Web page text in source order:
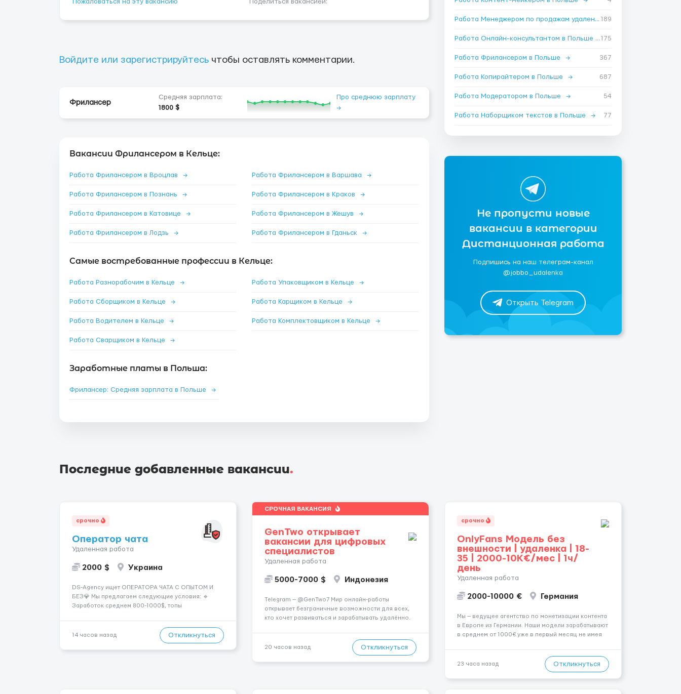
Пожаловаться на эту вакансию Поделиться вакансией:
Войдите или зарегистрируйтесь чтобы оставлять комментарии.
Фрилансер
Средняя зарплата:
1800 $
Про среднюю зарплату
→
Вакансии Фрилансером в Кельце:
Работа Фрилансером в Вроцлав → Работа Фрилансером в Варшава →
Работа Фрилансером в Познань → Работа Фрилансером в Краков →
Работа Фрилансером в Катовице → Работа Фрилансером в Жешув →
Работа Фрилансером в Лодзь → Работа Фрилансером в Гданьск →
Самые востребованные профессии в Кельце:
Работа Разнорабочим в Кельце → Работа Упаковщиком в Кельце →
Работа Сборщиком в Кельце → Работа Карщиком в Кельце →
Работа Водителем в Кельце → Работа Комплектовщиком в Кельце →
Работа Сварщиком в Кельце →
Заработные платы в Польша:
Фрилансер: Средняя зарплата в Польше →
Работа Менеджером по продажам удаленно в Польше 189
Работа Онлайн-консультантом в Польше→175
Работа Фрилансером в Польше → 367
Работа Копирайтером в Польше → 687
Работа Модератором в Польше → 54
Работа Наборщиком текстов в Польше → 77
Не пропусти новые
вакансии в категории
Дистанционная работа
Подпишись на наш телеграм-канал
@jobbo_udalenka
Открыть Telegram
Последние добавленные вакансии.
срочно
Оператор чата
Удаленная работа
2000 $ Украина
DS-Agency ищет ОПЕРАТОРА ЧАТА С ОПЫТОМ И
БЕЗ💎 Мы предлагаем следующие условия: 🔹
Заработок среднем 800-1000$, топы
Предоставляются графики на выбор - выберите
смены удобные для вашего расписания 🔹
Возможность карье...
14 часов назад Откликнуться
СРОЧНАЯ ВАКАНСИЯ
GenTwo открывает
вакансии для цифровых
специалистов
Удаленная работа
5000-7000 $ Индонезия
Telegram — @GenTwo7 Мир онлайн-работы
открывает безграничные возможности для всех,
кто хочет развиваться и зарабатывать удалённо.
путешествиями. 🏡 Пока все только говорят про
нейросети и блокчейн, швейцарс...
20 часов назад Откликнуться
срочно
OnlyFans Модель без
внешности | удаленка | 18-
35 | 2000-10K€/мес | 1ч/
день
Удаленная работа
2000-10000 € Германия
Мы — ведущее агентство по монетизации контента
в Европе из Германии. Наши модели зарабатывают
в среднем от 1000€ уже в первый месяц не имея
города мира, начинающих и с опытом. Что мы
23 часа назад Откликнуться